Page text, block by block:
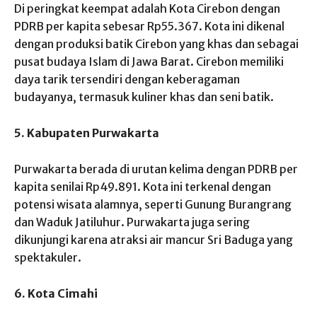
Di peringkat keempat adalah Kota Cirebon dengan
PDRB per kapita sebesar Rp55.367. Kota ini dikenal
dengan produksi batik Cirebon yang khas dan sebagai
pusat budaya Islam di Jawa Barat. Cirebon memiliki
daya tarik tersendiri dengan keberagaman
budayanya, termasuk kuliner khas dan seni batik.
5. Kabupaten Purwakarta
Purwakarta berada di urutan kelima dengan PDRB per
kapita senilai Rp49.891. Kota ini terkenal dengan
potensi wisata alamnya, seperti Gunung Burangrang
dan Waduk Jatiluhur. Purwakarta juga sering
dikunjungi karena atraksi air mancur Sri Baduga yang
spektakuler.
6. Kota Cimahi